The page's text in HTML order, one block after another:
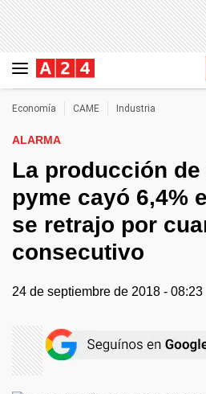
Economía CAME Industria
ALARMA
La producción
pyme cayó 6,4%
se retrajo por
consecutivo
24 de septiembre de 2018 - 08:23